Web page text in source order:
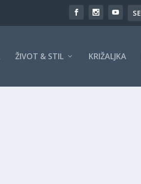
ŽIVOT & STIL KRIŽALJKA